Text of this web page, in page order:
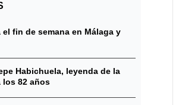
el fin de semana en Málaga y
Habichuela, leyenda de la
los 82 años